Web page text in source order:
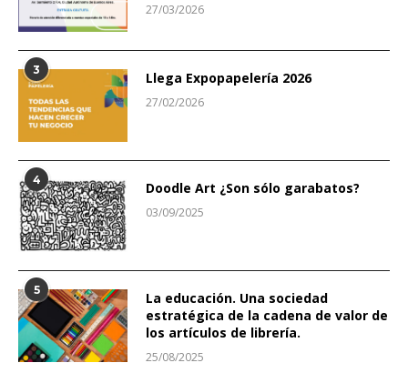
27/03/2026
3 Llega Expopapelería 2026
27/02/2026
4 Doodle Art ¿Son sólo garabatos?
03/09/2025
5
La educación. Una sociedad
estratégica de la cadena de valor de
los artículos de librería.
25/08/2025